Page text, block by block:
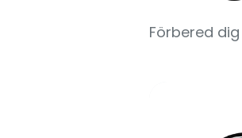
Förbered